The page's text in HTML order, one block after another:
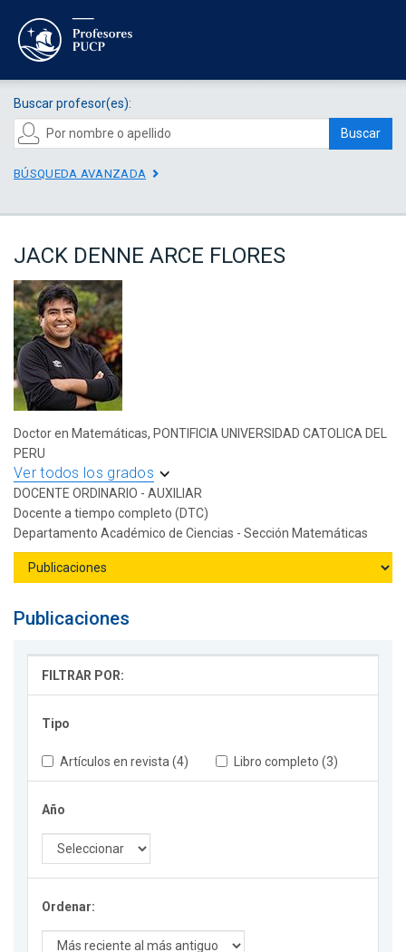
Buscar profesor(es):
Buscar
BÚSQUEDA AVANZADA
JACK DENNE ARCE FLORES
Doctor en Matemáticas, PONTIFICIA UNIVERSIDAD CATOLICA DEL
PERU
Ver todos los grados
DOCENTE ORDINARIO - AUXILIAR
Docente a tiempo completo (DTC)
Departamento Académico de Ciencias - Sección Matemáticas
Publicaciones
FILTRAR POR:
Tipo
Artículos en revista (4) Libro completo (3)
Año
Ordenar: